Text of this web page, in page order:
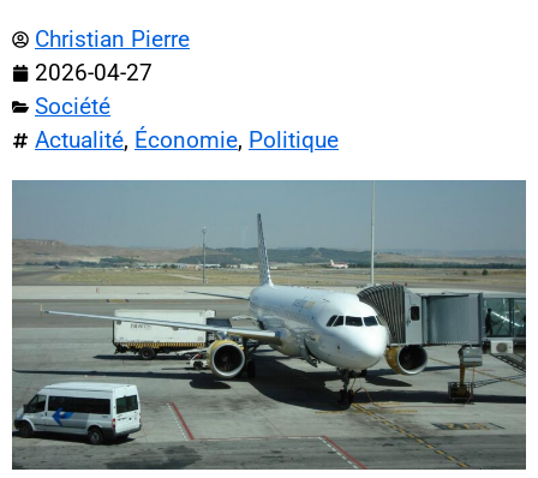
Christian Pierre
2026-04-27
Société
Actualité, Économie, Politique